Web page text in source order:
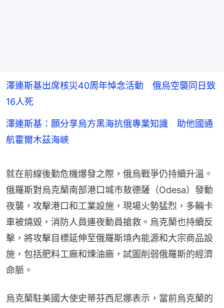
澤連斯基出席核災40周年悼念活動 俄烏空襲同日致
16人死
澤連斯基：願分享烏方黑海抗俄專業知識 助他國通
航霍爾木茲海峽
就在前線後勤危機爆發之際，俄烏戰爭仍持續升溫。
俄羅斯對烏克蘭南部港口城市敖德薩（Odesa）發動
夜襲，攻擊港口和工業設施，現場火勢猛烈，多輛卡
車被燒毀，消防人員連夜動員搶救。烏克蘭也持續反
擊，將攻擊目標延伸至俄羅斯境內能源和大宗商品設
施，包括肥料工廠和煉油廠，試圖削弱俄羅斯的經濟
命脈。
烏克蘭駐美國大使史蒂芬西尼娜表示，當前烏克蘭的